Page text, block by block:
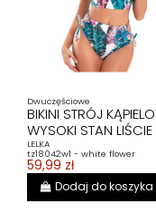
Dwuczęściowe
BIKINI STRÓJ
WYSOKI STAN LIŚCIE
LELKA
tz18042w1 - white flower
59,99 zł
Dodaj do koszyka